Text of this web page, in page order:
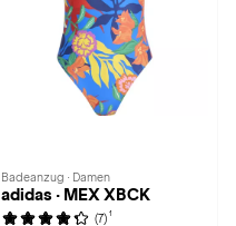
Badeanzug · Damen
adidas · MEX XBCK
(7) 1